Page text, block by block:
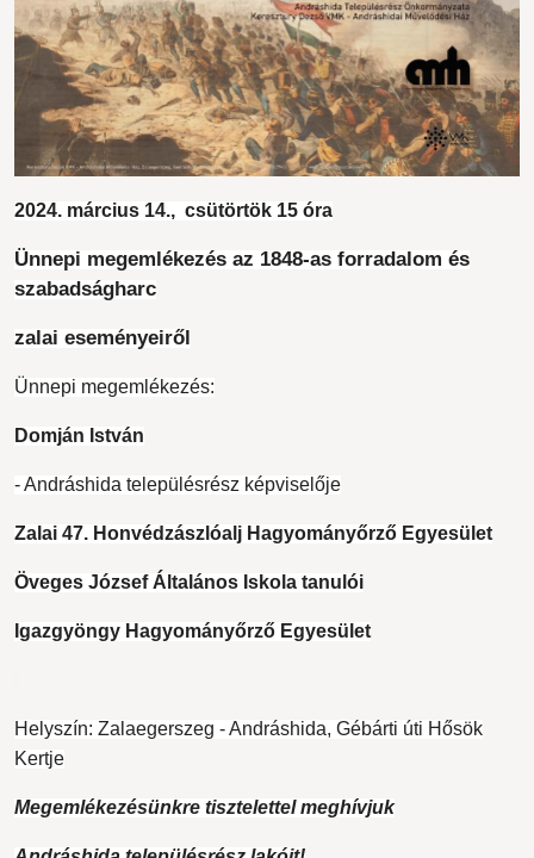
2024. március 14., csütörtök 15 óra
Ünnepi megemlékezés az 1848-as forradalom és
szabadságharc
zalai eseményeiről
Ünnepi megemlékezés:
Domján István
- Andráshida településrész képviselője
Zalai 47. Honvédzászlóalj Hagyományőrző Egyesület
Öveges József Általános Iskola tanulói
Igazgyöngy Hagyományőrző Egyesület
Helyszín: Zalaegerszeg - Andráshida, Gébárti úti Hősök
Kertje
Megemlékezésünkre tisztelettel meghívjuk